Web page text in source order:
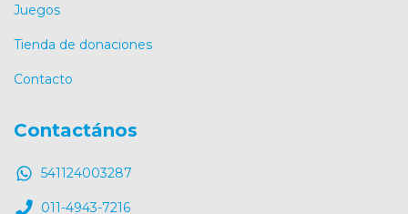
Juegos
Tienda de donaciones
Contacto
Contactános
541124003287
011-4943-7216